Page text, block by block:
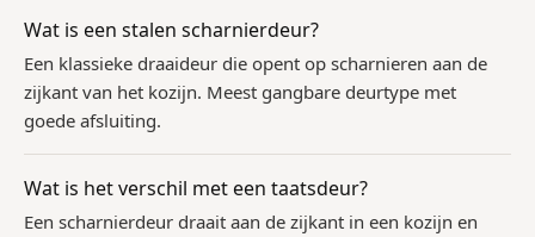
Wat is een stalen scharnierdeur?
Een klassieke draaideur die opent op scharnieren aan de
zijkant van het kozijn. Meest gangbare deurtype met
goede afsluiting.
Wat is het verschil met een taatsdeur?
Een scharnierdeur draait aan de zijkant in een kozijn en